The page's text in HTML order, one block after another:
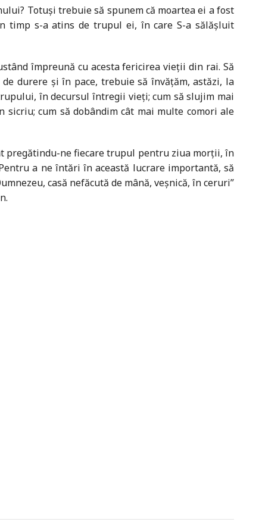
Totuși trebuie să spunem că moartea ei a fost
timp s-a atins de trupul ei, în care S-a sălășluit
împreună cu acesta fericirea vieții din rai. Să
durere și în pace, trebuie să învățăm, astăzi, la
în decursul întregii vieți; cum să slujim mai
cum să dobândim cât mai multe comori ale
pregătindu-ne fiecare trupul pentru ziua morții, în
a ne întări în această lucrare importantă, să
casă nefăcută de mână, veșnică, în ceruri”